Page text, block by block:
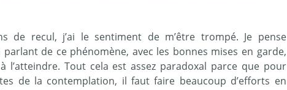
de recul, j’ai le sentiment de m’être trompé. Je pense
parlant de ce phénomène, avec les bonnes mises en garde,
l’atteindre. Tout cela est assez paradoxal parce que pour
de la contemplation, il faut faire beaucoup d’efforts en